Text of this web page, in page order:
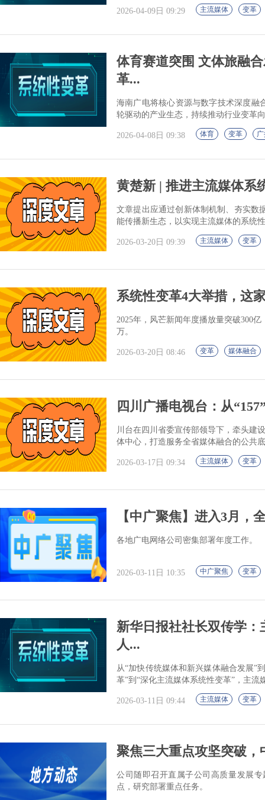
2026-04-09日 09:29 主流媒体 变革
体育赛道突围 文体旅融
革...
海南广电将核心资源与数字技术深度融
轮驱动的产业生态，持续推动行业变革
2026-04-08日 09:38 体育 变革
黄楚新 | 推进主流媒体系
文章提出应通过创新体制机制、夯实数
能传播新生态，以实现主流媒体的系统
2026-03-20日 09:39 主流媒体 变革
系统性变革4大举措，这
2025年，风芒新闻年度播放量突破300
万。
2026-03-20日 08:46 变革 媒体融合
四川广播电视台：从
川台在四川省委宣传部领导下，牵头建
体中心，打造服务全省媒体融合的公共
2026-03-17日 09:34 主流媒体 变革
【中广聚焦】进入3月，
各地广电网络公司密集部署年度工作。
2026-03-11日 10:35 中广聚焦 变革
新华日报社社长双传学
人...
从“加快传统媒体和新兴媒体融合发展”
革”到“深化主流媒体系统性变革”，主
2026-03-11日 09:44 主流媒体 变革
聚焦三大重点攻坚突破，
公司随即召开直属子公司高质量发展
点，研究部署重点任务。